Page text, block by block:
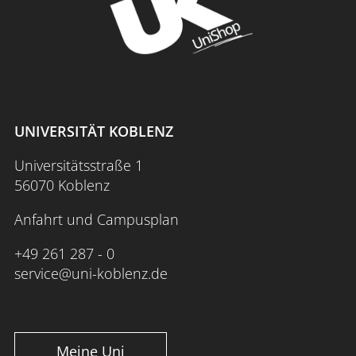
UNIVERSITÄT KOBLENZ
Universitätsstraße 1
56070 Koblenz
Anfahrt und Campusplan
+49 261 287 - 0
service@uni-koblenz.de
Meine Uni